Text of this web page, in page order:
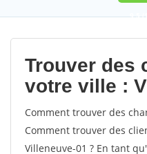
9,5
Trouver des
votre ville :
Comment trouver des
Comment trouver des
Villeneuve-01 ? En tant